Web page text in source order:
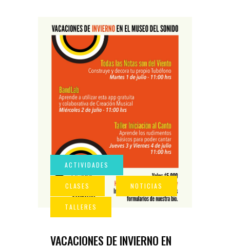
VACACIONES DE INVIERNO EN